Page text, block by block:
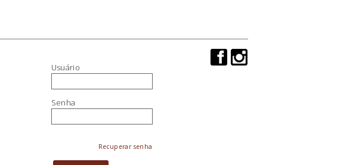
Usuário
Senha
Recuperar senha